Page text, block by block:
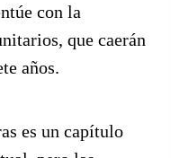
con la
que caerán
años.
es un capítulo